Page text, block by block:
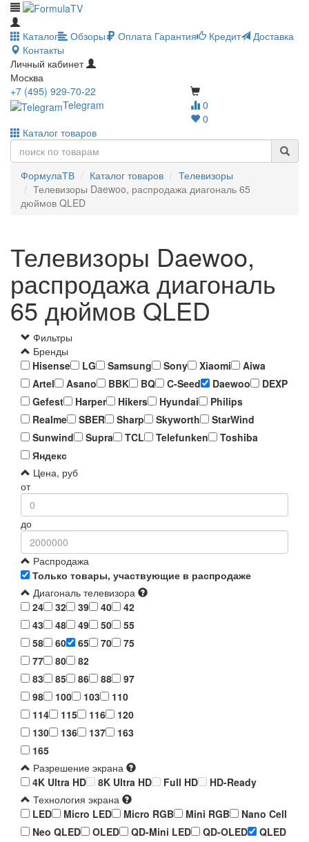
Каталог Обзоры Оплата Гарантия Кредит
Доставка
Контакты
Личный кабинет
Москва
0
0
+7 (495) 929-70-22
Telegram
Каталог товаров
ФормулаТВ Каталог товаров
Телевизоры
Телевизоры Daewoo, распродажа диагональ 65
дюймов QLED
Телевизоры Daewoo,
распродажа диагональ
65 дюймов QLED
Фильтры
Бренды
Hisense
LG Samsung Sony Xiaomi
Aiwa
Artel
Asano BBK BQ C-Seed Daewoo
DEXP
Gefest
Harper Hikers Hyundai
Philips
Realme
SBER Sharp Skyworth
StarWind
Sunwind
Supra TCL Telefunken
Toshiba
Яндекс
Цена, руб
от
до
Распродажа
Только товары, участвующие в распродаже
Диагональ телевизора
24
32 39 40
42
43
48 49 50
55
58
60 65 70
75
77
80
82
83
85 86 88
97
98
100 103
110
114
115 116
120
130
136 137
163
165
Разрешение экрана
4K Ultra HD
8K Ultra HD Full HD
HD-Ready
Технология экрана
LED
Micro LED Micro RGB Mini RGB
Nano Cell
Neo QLED
OLED QD-Mini LED QD-OLED
QLED